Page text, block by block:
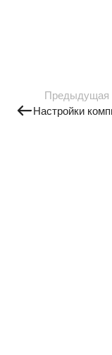
Предыдущая
Настройки